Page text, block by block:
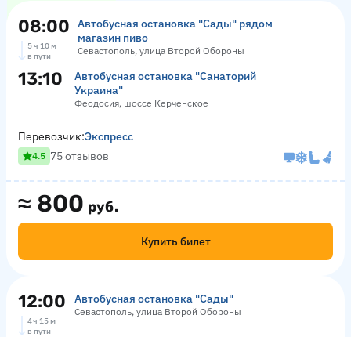
08:00
Автобусная остановка "Сады" рядом
магазин пиво
Севастополь, улица Второй Обороны
5 ч 10 м
в пути
13:10
Автобусная остановка "Санаторий
Украина"
Феодосия, шоссе Керченское
≈ 800 руб.
Купить билет
Перевозчик:Экспресс
4.5 75 отзывов
12:00 Автобусная остановка "Сады"
Севастополь, улица Второй Обороны
4 ч 15 м
в пути